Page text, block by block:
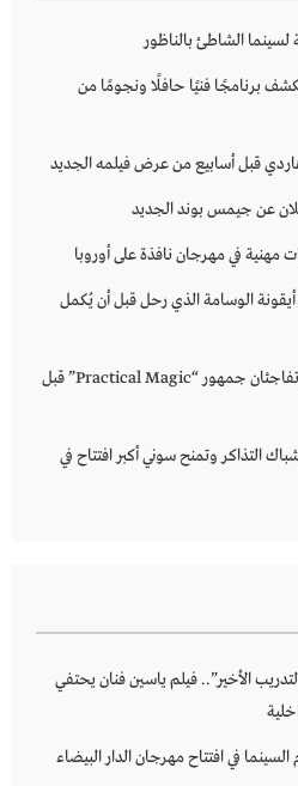
لسينما الشاطئ بالناظور
صيف الأوداية 2026 يكشف برنامجًا فنيًا حافلًا ونجومًا من
قبل أسابيع من عرض فيلمه الجديد
عن جيمس بوند الجديد
الوسامة الذي رحل قبل أن يُكمل
ساندرا بولوك ونيكول كيدمان تفاجئان جمهور “Practical Magic” قبل
التذاكر وتمنح سوني أكبر افتتاح في
الأخير”.. فيلم ياسين فنان يحتفي
في افتتاح مهرجان الدار البيضاء